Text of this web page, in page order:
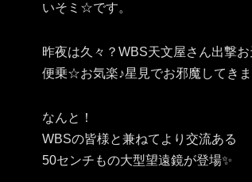
いそミ☆です。
昨夜は久々？WBS天文屋さん出撃お
便乗☆お気楽♪星見でお邪魔してき
なんと！
WBSの皆様と兼ねてより交流ある
50センチもの大型望遠鏡が登場✨